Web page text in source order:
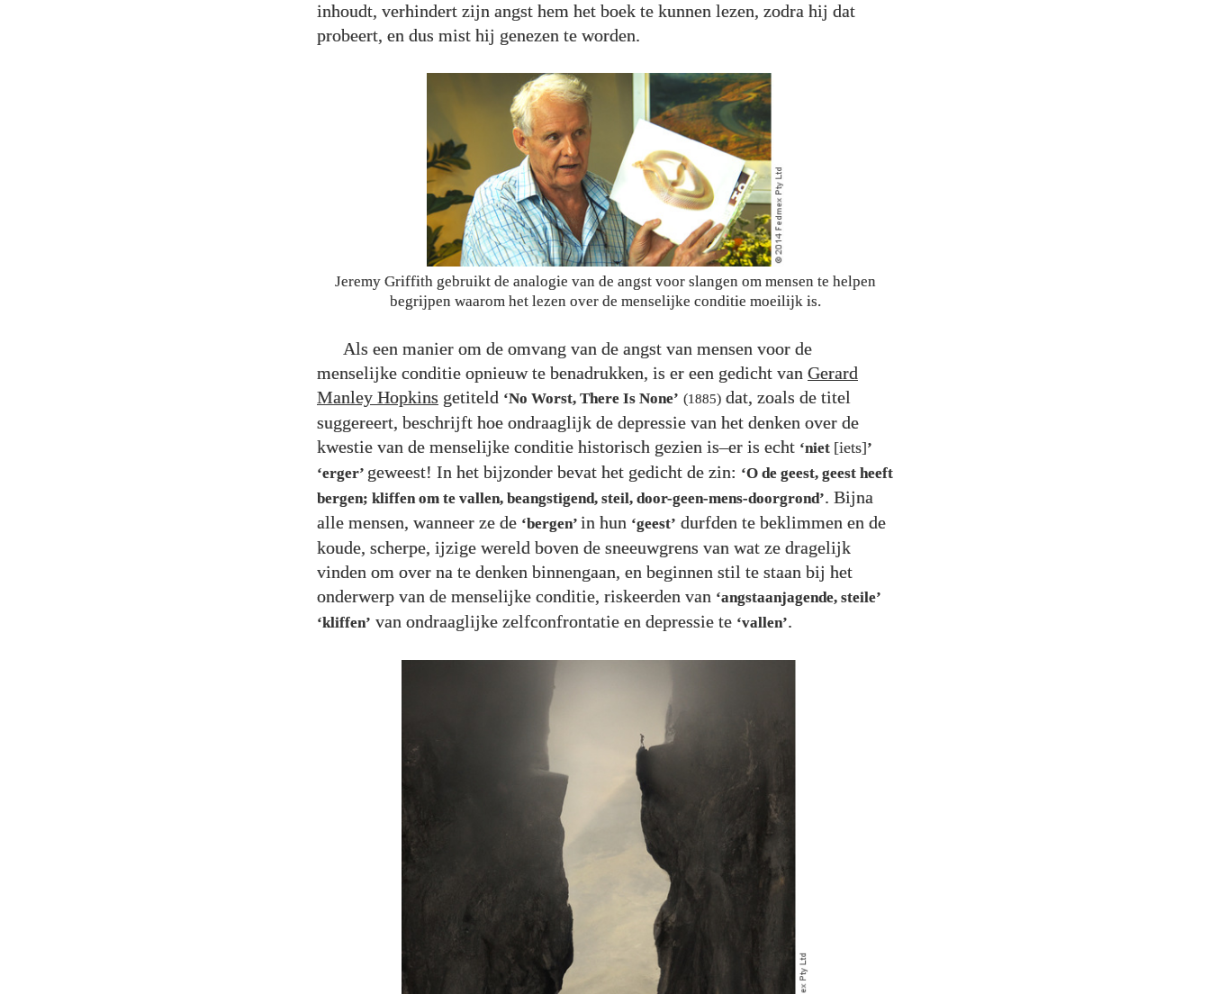
inhoudt, verhindert zijn angst hem het boek te kunnen lezen, zodra hij dat
probeert, en dus mist hij genezen te worden.
Jeremy Griffith gebruikt de analogie van de angst voor slangen om mensen te helpen
begrijpen waarom het lezen over de menselijke conditie moeilijk is.
Als een manier om de omvang van de angst van mensen voor de
menselijke conditie opnieuw te benadrukken, is er een gedicht van Gerard
Manley Hopkins getiteld ‘No Worst, There Is None’ (1885) dat, zoals de titel
suggereert, beschrijft hoe ondraaglijk de depressie van het denken over de
kwestie van de menselijke conditie historisch gezien is–er is echt ‘niet [iets]’
‘erger’ geweest! In het bijzonder bevat het gedicht de zin: ‘O de geest, geest heeft
bergen; kliffen om te vallen, beangstigend, steil, door-geen-mens-doorgrond’. Bijna
alle mensen, wanneer ze de ‘bergen’ in hun ‘geest’ durfden te beklimmen en de
koude, scherpe, ijzige wereld boven de sneeuwgrens van wat ze dragelijk
vinden om over na te denken binnengaan, en beginnen stil te staan bij het
onderwerp van de menselijke conditie, riskeerden van ‘angstaanjagende, steile’
‘kliffen’ van ondraaglijke zelfconfrontatie en depressie te ‘vallen’.